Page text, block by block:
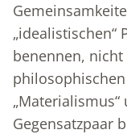
„idealistischen“
benennen,
„Materialismus“
Gegensatzpaar